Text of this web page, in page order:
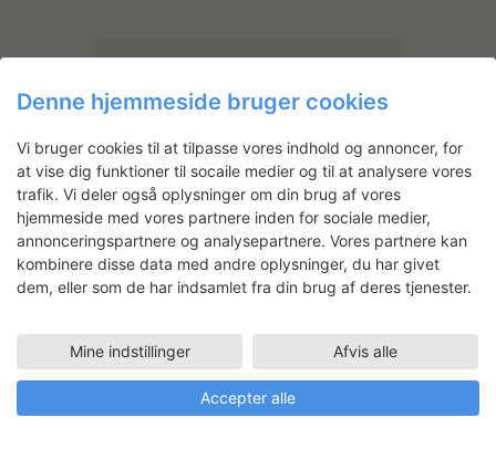
Kristian Dahlgaard
Uddannet ved Det Kongelige
Danske Kunstakademi, 1983.
Medlem af kunstnersamfundet.
Denne hjemmeside bruger cookies
Vi bruger cookies til at tilpasse vores indhold og annoncer, for
at vise dig funktioner til socaile medier og til at analysere vores
trafik. Vi deler også oplysninger om din brug af vores
hjemmeside med vores partnere inden for sociale medier,
annonceringspartnere og analysepartnere. Vores partnere kan
kombinere disse data med andre oplysninger, du har givet
dem, eller som de har indsamlet fra din brug af deres tjenester.
Mine indstillinger Afvis alle
Accepter alle